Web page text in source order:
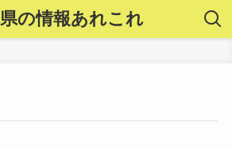
の情報あれこれ